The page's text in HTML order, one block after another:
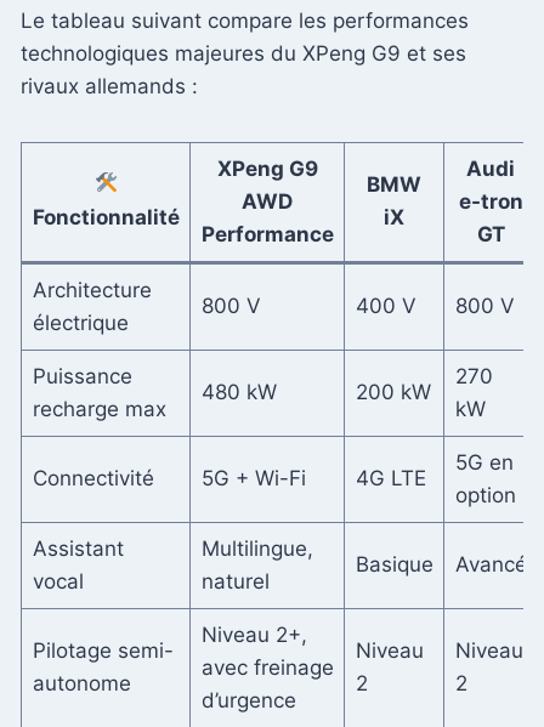
Le tableau suivant compare les performances
technologiques majeures du XPeng G9 et ses
rivaux allemands :
Fonctionnalité
XPeng G9
AWD
Performance
BMW
iX
Audi
e-tron
GT
Architecture
électrique
800 V 400 V 800 V
Puissance
recharge max
480 kW 200 kW
270
kW
Connectivité 5G + Wi-Fi 4G LTE
5G en
option
Assistant
vocal
Multilingue,
naturel
Basique Avancé
Pilotage semi-
autonome
Niveau 2+,
avec freinage
d’urgence
Niveau
2
Niveau
2